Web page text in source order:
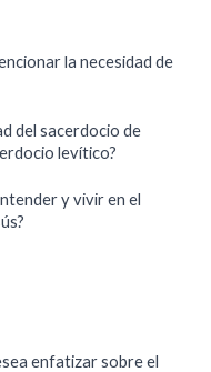
la necesidad de
del sacerdocio de
levítico?
y vivir en el
enfatizar sobre el